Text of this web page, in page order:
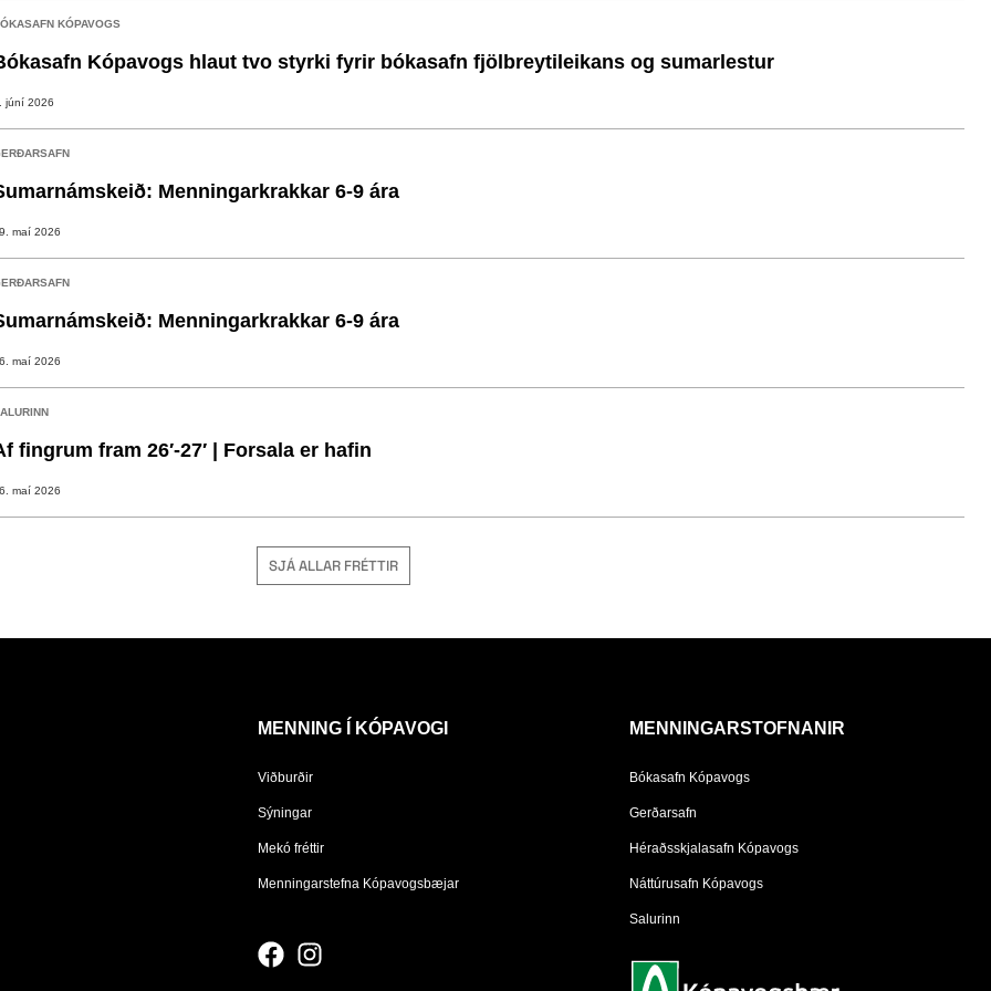
KÓPAVOGS
Kópavogs hlaut tvo styrki fyrir bókasafn fjölbreytileikans og sumarlestur
júní 2026
Menningarkrakkar 6-9 ára
maí 2026
Menningarkrakkar 6-9 ára
maí 2026
fingrum fram 26′-27′ | Forsala er hafin
maí 2026
SJÁ ALLAR FRÉTTIR
MENNING Í KÓPAVOGI
Viðburðir
Sýningar
Mekó fréttir
Menningarstefna Kópavogsbæjar
MENNINGARSTOFNANIR
Bókasafn Kópavogs
Gerðarsafn
Héraðsskjalasafn Kópavogs
Náttúrusafn Kópavogs
Salurinn